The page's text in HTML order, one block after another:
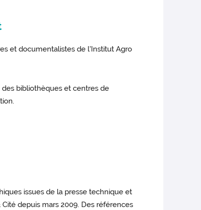
et documentalistes de l'Institut Agro
bibliothèques et centres de
issues de la presse technique et
depuis mars 2009. Des références